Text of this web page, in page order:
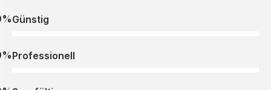
Günstig
Professionell